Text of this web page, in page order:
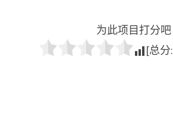
为此项目打分吧
[总分: